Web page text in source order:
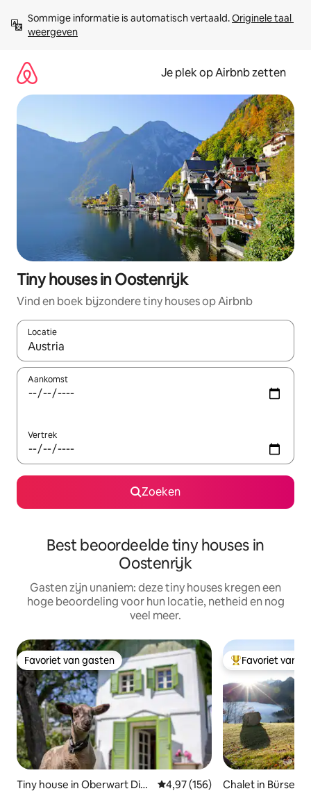
direct
naar
Sommige informatie is automatisch vertaald. Originele taal
weergeven
Je plek op Airbnb zetten
Tiny houses in Oostenrijk
Vind en boek bijzondere tiny houses op Airbnb
Locatie
Wanneer er resultaten beschikbaar zijn, maak je een keuze
Aankomst
Vertrek
Zoeken
Best beoordeelde tiny houses in
Oostenrijk
Gasten zijn unaniem: deze tiny houses kregen een
hoge beoordeling voor hun locatie, netheid en nog
veel meer.
Favoriet van gasten
Favoriet van gasten
Tiny house in Oberwart Dist
Gemiddelde beoordeling van
4,97 (156)
Topfavoriet van
Favoriet van
Chalet in